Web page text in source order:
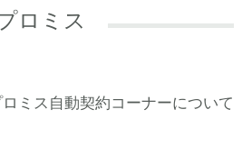
ロミス
ミス自動契約コーナーについて